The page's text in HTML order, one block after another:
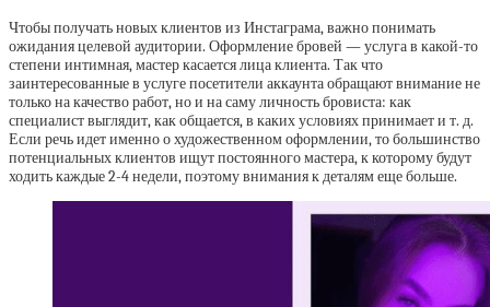
Чтобы получать новых клиентов из Инстаграма, важно понимать
ожидания целевой аудитории. Оформление бровей — услуга в какой-то
степени интимная, мастер касается лица клиента. Так что
заинтересованные в услуге посетители аккаунта обращают внимание не
только на качество работ, но и на саму личность бровиста: как
специалист выглядит, как общается, в каких условиях принимает и т. д.
Если речь идет именно о художественном оформлении, то большинство
потенциальных клиентов ищут постоянного мастера, к которому будут
ходить каждые 2-4 недели, поэтому внимания к деталям еще больше.